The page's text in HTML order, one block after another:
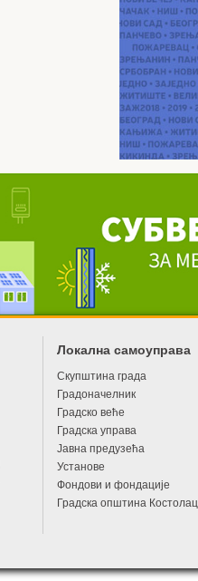
Локална самоуправа
Скупштина града
Градоначелник
Градско веће
Градска управа
Јавна предузећа
Установе
Фондови и фондације
Градска општина Костолац